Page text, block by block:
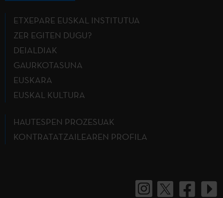
ETXEPARE EUSKAL INSTITUTUA
ZER EGITEN DUGU?
DEIALDIAK
GAURKOTASUNA
EUSKARA
EUSKAL KULTURA
HAUTESPEN PROZESUAK
KONTRATATZAILEAREN PROFILA